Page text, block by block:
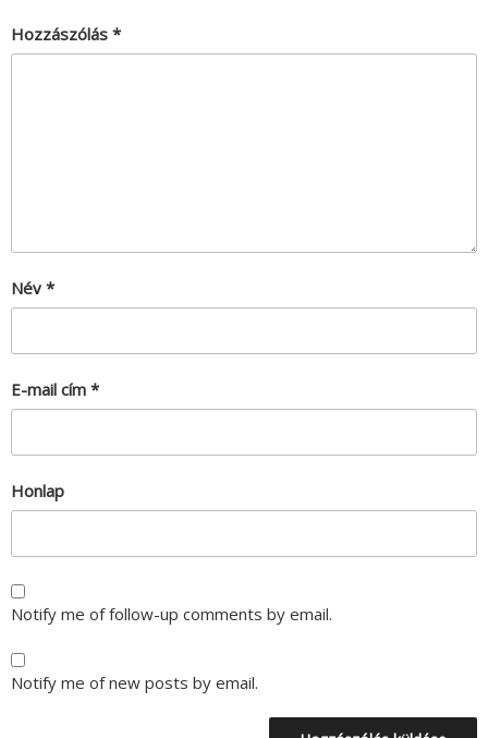
Hozzászólás *
Név *
E-mail cím *
Honlap
Notify me of follow-up comments by email.
Notify me of new posts by email.